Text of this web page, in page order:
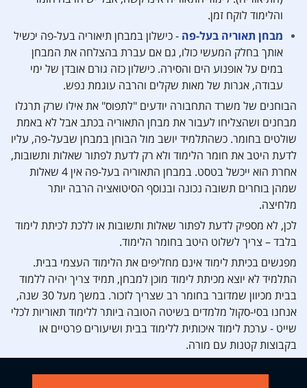
והלימוד לוקח זמן.
מבחן תאוריה בעל-פה - כישלון במבחן תיאוריה בעל-פה יכשיל
אותך בחלק המעשי כולו, גם אם עברת בהצלחה את המבחן
במים על אופנוע הים והסירה. כישלון כזה גורם אובדן של ימי
עבודה, אגרות של מאות שקלים והרבה עוגמת נפש.
הבוחנים של משרד התחבורה יודעים "לתפוס" את אילו שרק תרגלו
מבחנים ושהצליחו לעבור את מבחן התאוריה בכתב אבל לא באמת
שולטים בחומר. כשהתלמיד יושב מול הבוחן במבחן שבעל-פה, עליו
לדעת היטב את חומר הלימוד ולא רק לדעת לפתור שאלות ותשובות,
אחרת הוא ייכשל בטסט. במבחן התאוריה בעל-פה אין 4 שאלות
שמהן בוחרים תשובה נכונה ובנוסף הסיטואציה הרבה יותר
מלחיצה.
לכן, לא מספיק לדעת לפתור שאלות ותשובות או ללכת לכיתת לימוד
בלבד – צריך לשלוט היטב בחומר הלימוד.
מפגשים בכיתת לימוד אינם מחליפים את הלימוד העצמי בבית.
התלמיד לא יוצא מכיתת לימוד מוכן למבחן, תמיד צריך יהיה ללמוד
בבית מכיוון שמדובר בחומר רב שצריך לזכור. במשך מעל 30 שנה,
אנחנו בסי-סקול מלמדים בשיטה הטובה ביותר ללימוד תאוריות לכלי
שייט - ערכת לימוד איכותית ללימוד בבית ושיעורים פרטיים או
בקבוצות קטנות עם מורה.